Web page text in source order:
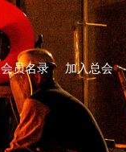
会员名录 加入总会